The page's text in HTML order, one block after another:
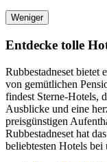
Weniger
Entdecke tolle
Rubbestadneset bietet
von gemütlichen
findest Sterne-Hotels,
Ausblicke und eine
preisgünstigen
Rubbestadneset hat
beliebtesten Hotels bei